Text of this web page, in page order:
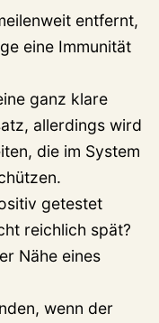
entfernt,
eine Immunität
ganz klare
allerdings wird
die im System
getestet
reichlich spät?
Nähe eines
wenn der